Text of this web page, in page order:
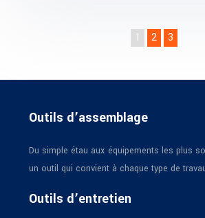
1 2 3
Outils d’assemblage
Du simple étau aux équipements les plus
un outil qui convient à chaque type de
Outils d’entretien